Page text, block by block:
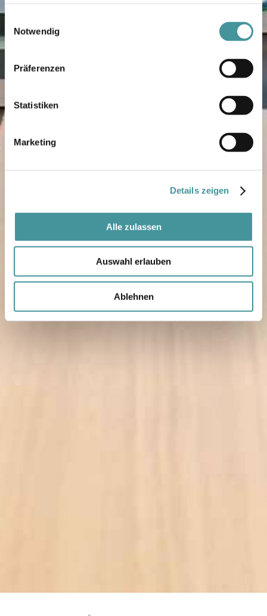
Notwendig
Präferenzen
Statistiken
Marketing
Details zeigen
Alle zulassen
Auswahl erlauben
Ablehnen